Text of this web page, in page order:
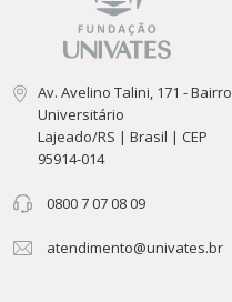
Av. Avelino Talini, 171 - Bairro
Universitário
Lajeado/RS | Brasil | CEP
95914-014
0800 7 07 08 09
atendimento@univates.br